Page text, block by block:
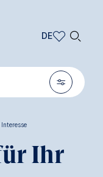
🎚︎
DE
EN
🔍︎
Ihr